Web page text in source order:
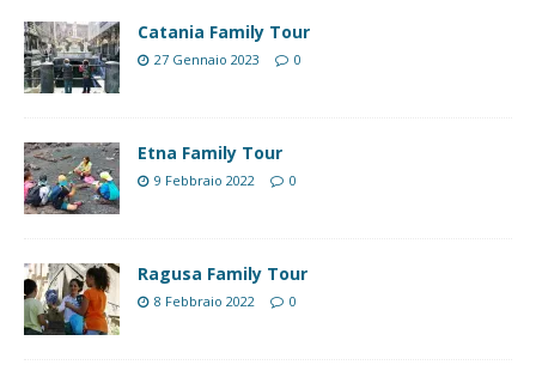
Catania Family Tour
27 Gennaio 2023 0
Etna Family Tour
9 Febbraio 2022 0
Ragusa Family Tour
8 Febbraio 2022 0